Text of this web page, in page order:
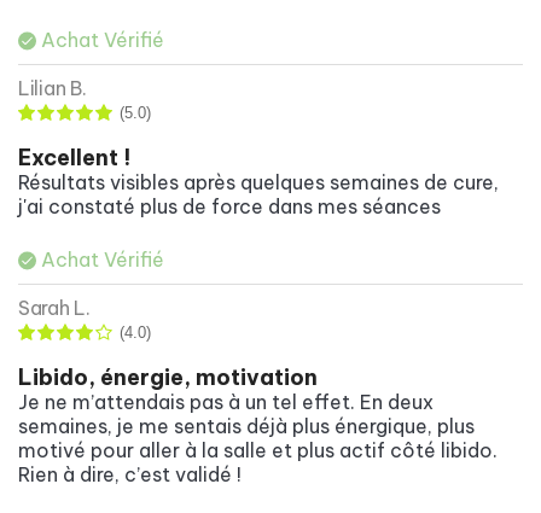
Achat Vérifié
Lilian B.
(5.0)
Excellent !
Résultats visibles après quelques semaines de cure,
j'ai constaté plus de force dans mes séances
Achat Vérifié
Sarah L.
(4.0)
Libido, énergie, motivation
Je ne m’attendais pas à un tel effet. En deux
semaines, je me sentais déjà plus énergique, plus
motivé pour aller à la salle et plus actif côté libido.
Rien à dire, c’est validé !